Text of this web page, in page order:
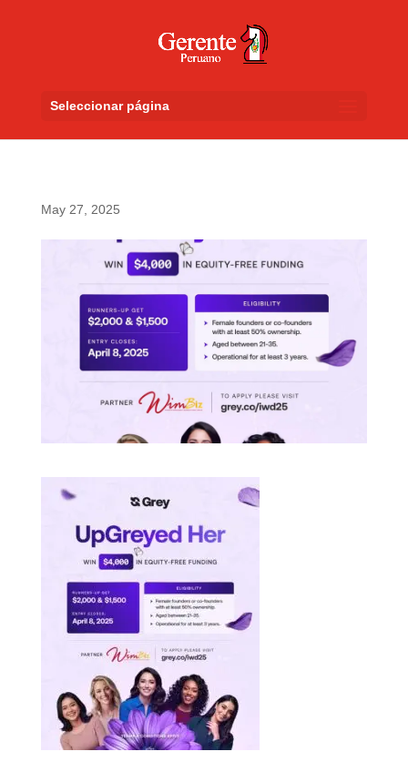
Seleccionar página
May 27, 2025